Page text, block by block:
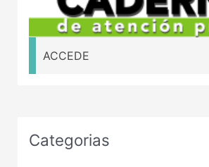
ACCEDE
Categorias